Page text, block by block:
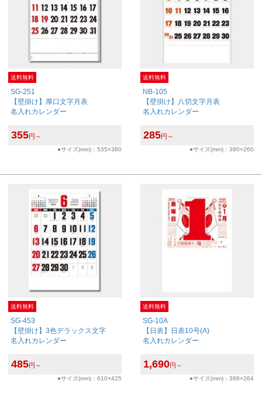
送料無料
SG-251
【壁掛け】厚口文字月表
名入れカレンダー
355円～
●サイズ(mm)：535×380
送料無料
NB-105
【壁掛け】八切文字月表
名入れカレンダー
285円～
●サイズ(mm)：390×260
送料無料
SG-453
【壁掛け】3色デラックス文字
名入れカレンダー
485円～
●サイズ(mm)：610×425
送料無料
SG-10A
【日表】日表10号(A)
名入れカレンダー
1,690円～
●サイズ(mm)：388×264